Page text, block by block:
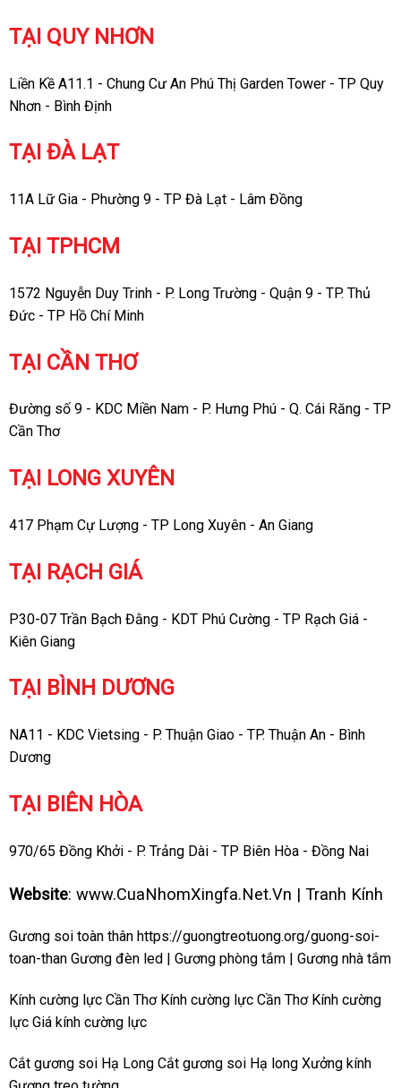
TẠI QUY NHƠN
Liền Kề A11.1 - Chung Cư An Phú Thị Garden Tower - TP Quy
Nhơn - Bình Định
TẠI ĐÀ LẠT
11A Lữ Gia - Phường 9 - TP Đà Lạt - Lâm Đồng
TẠI TPHCM
1572 Nguyễn Duy Trinh - P. Long Trường - Quận 9 - TP. Thủ
Đức - TP Hồ Chí Minh
TẠI CẦN THƠ
Đường số 9 - KDC Miền Nam - P. Hưng Phú - Q. Cái Răng - TP
Cần Thơ
TẠI LONG XUYÊN
417 Phạm Cự Lượng - TP Long Xuyên - An Giang
TẠI RẠCH GIÁ
P30-07 Trần Bạch Đằng - KDT Phú Cường - TP Rạch Giá -
Kiên Giang
TẠI BÌNH DƯƠNG
NA11 - KDC Vietsing - P. Thuận Giao - TP. Thuận An - Bình
Dương
TẠI BIÊN HÒA
970/65 Đồng Khởi - P. Trảng Dài - TP Biên Hòa - Đồng Nai
Website: www.CuaNhomXingfa.Net.Vn | Tranh Kính
Gương soi toàn thân https://guongtreotuong.org/guong-soi-
toan-than Gương đèn led Gương phòng tắm| Gương nhà tắm
Kính cường lực Cần Thơ Kính cường lực Cần ThơKính cường
lực Giá kính cường lực
Cắt gương soi Hạ Long Cắt gương soi Hạ long Xưởng kính